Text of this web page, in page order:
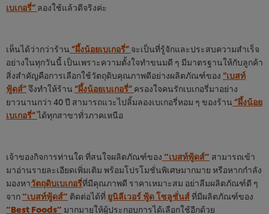
เบเกอรี่” ลองใช้แล้วดีจริงค่ะ
เห็นได้ว่ากว่าร้าน “ผึ้งน้อยเบเกอรี่” จะเป็นที่รู้จักและประสบความสำเร็จ
อย่างในทุกวันนี้ เป็นเพราะความตั้งใจทำขนมดี ๆ มีมาตรฐานให้กับลูกค้า
สิ่งสำคัญคือการเลือกใช้วัตถุดิบคุณภาพดีอย่างผลิตภัณฑ์ของ “เบสท์
ฟู้ดส์”จึงทำให้ร้าน “ผึ้งน้อยเบเกอรี่” ครองใจคนรักเบเกอรี่มาอย่าง
ยาวนานกว่า 40 ปี สามารถแวะไปลิ้มลองเบเกอรี่หอม ๆ ของร้าน “ผึ้งน้อย
เบเกอรี่”ได้ทุกสาขาทั่วภาคเหนือ
เจ้าของกิจการท่านใด ที่สนใจผลิตภัณฑ์ของ “เบสท์ฟู้ดส์” สามารถเข้า
มาอ่านรายละเอียดเพิ่มเติม พร้อมโปรโมชั่นพิเศษมากมาย หรือหากกำลัง
มองหาวัตถุดิบเบเกอรี่ที่มีคุณภาพดี ราคาเหมาะสม อย่าลืมผลิตภัณฑ์ดี ๆ
จาก“เบสท์ฟู้ดส์” ติดต่อได้ที่ ยูนิลีเวอร์ ฟู้ด โซลูชั่นส์ที่มีผลิตภัณฑ์ของ
“Best Foods” มากมายให้ผู้ประกอบการได้เลือกใช้อีกด้วย